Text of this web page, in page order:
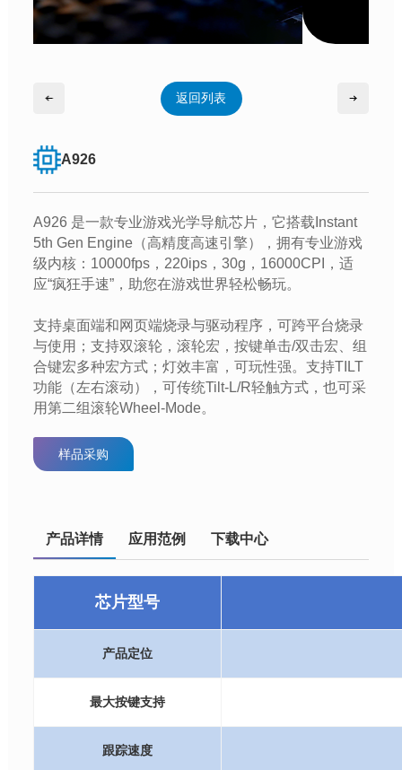
返回列表
A926
A926 是一款专业游戏光学导航芯片，它搭载Instant
5th Gen Engine（高精度高速引擎），拥有专业游戏
级内核：10000fps，220ips，30g，16000CPI，适
应“疯狂手速”，助您在游戏世界轻松畅玩。
支持桌面端和网页端烧录与驱动程序，可跨平台烧录
与使用；支持双滚轮，滚轮宏，按键单击/双击宏、组
合键宏多种宏方式；灯效丰富，可玩性强。支持TILT
功能（左右滚动），可传统Tilt-L/R轻触方式，也可采
用第二组滚轮Wheel-Mode。
样品采购
产品详情 应用范例 下载中心
芯片型号
产品定位
最大按键支持
跟踪速度